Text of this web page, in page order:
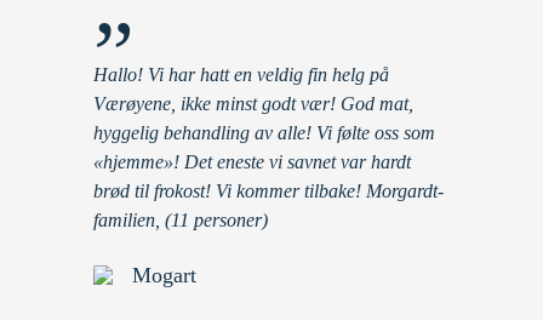
”
Hallo! Vi har hatt en veldig fin helg på
Værøyene, ikke minst godt vær! God mat,
hyggelig behandling av alle! Vi følte oss som
«hjemme»! Det eneste vi savnet var hardt
brød til frokost! Vi kommer tilbake! Morgardt-
familien, (11 personer)
Mogart